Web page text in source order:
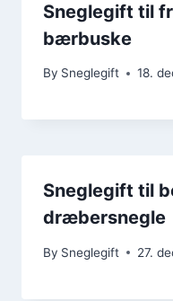
Sneglegift til
bærbuske
By Sneglegift 18.
Sneglegift til
dræbersnegle
By Sneglegift 27.